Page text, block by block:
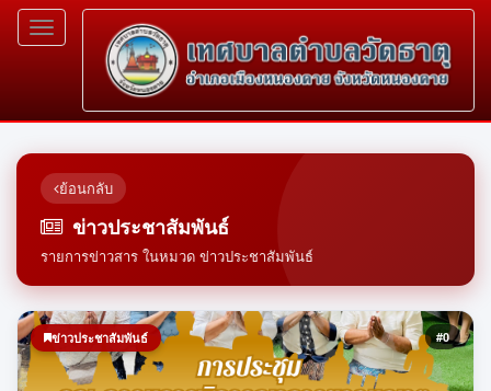
Toggle
navigation
ย้อนกลับ
ข่าวประชาสัมพันธ์
รายการข่าวสาร ในหมวด ข่าวประชาสัมพันธ์
ข่าวประชาสัมพันธ์ #0